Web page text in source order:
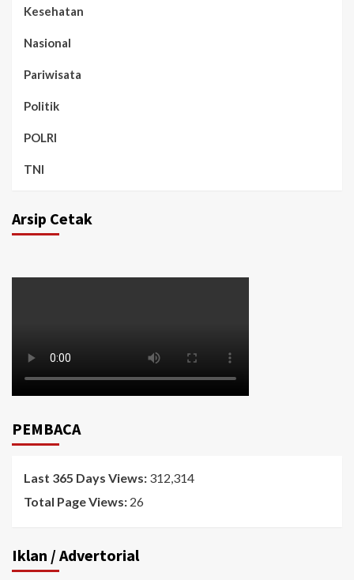
Kesehatan
Nasional
Pariwisata
Politik
POLRI
TNI
Arsip Cetak
PEMBACA
Last 365 Days Views: 312,314
Total Page Views: 26
Iklan / Advertorial